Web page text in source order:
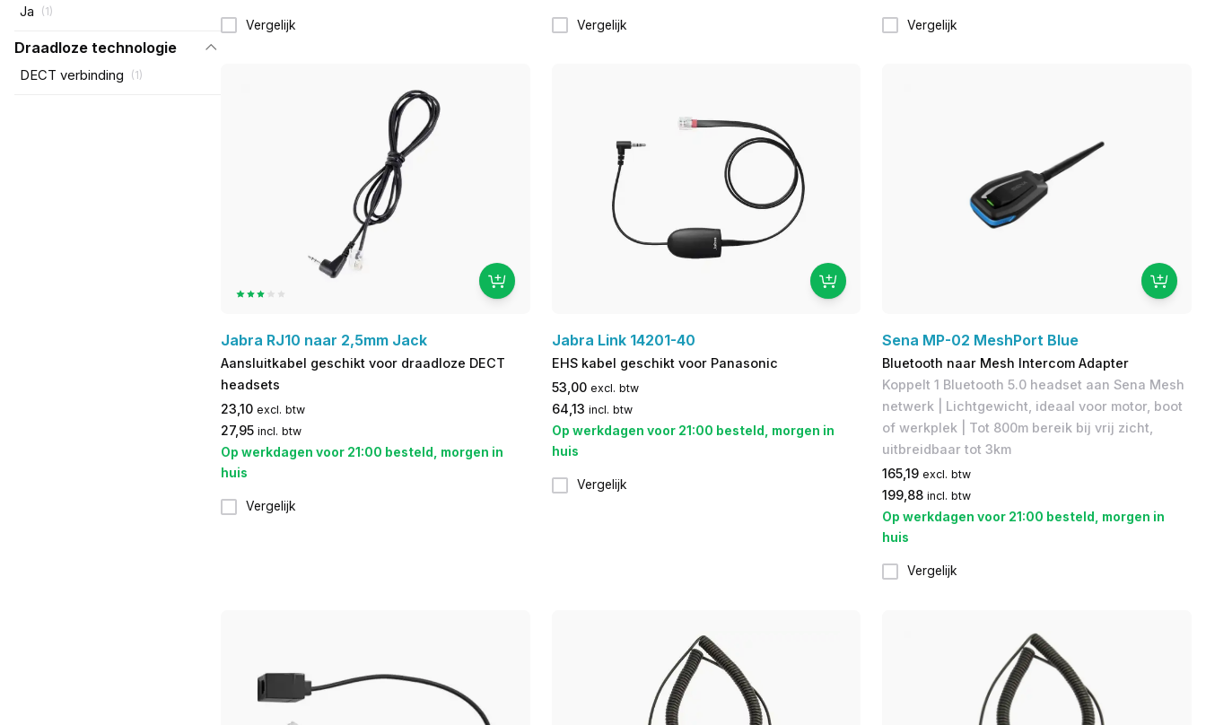
Ja (1)
Draadloze technologie
DECT verbinding (1)
Vergelijk Vergelijk Vergelijk
Jabra RJ10 naar 2,5mm Jack
Aansluitkabel geschikt voor draadloze DECT
headsets
23,10 excl. btw
27,95 incl. btw
Op werkdagen voor 21:00 besteld, morgen in
huis
Vergelijk
Jabra Link 14201-40
EHS kabel geschikt voor Panasonic
53,00 excl. btw
64,13 incl. btw
Op werkdagen voor 21:00 besteld, morgen in
huis
Vergelijk
Sena MP-02 MeshPort Blue
Bluetooth naar Mesh Intercom Adapter
Koppelt 1 Bluetooth 5.0 headset aan Sena Mesh
netwerk | Lichtgewicht, ideaal voor motor, boot
of werkplek | Tot 800m bereik bij vrij zicht,
uitbreidbaar tot 3km
165,19 excl. btw
199,88 incl. btw
Op werkdagen voor 21:00 besteld, morgen in
huis
Vergelijk